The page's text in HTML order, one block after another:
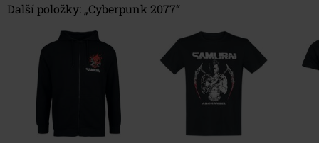
Další položky: „Cyberpunk 2077“